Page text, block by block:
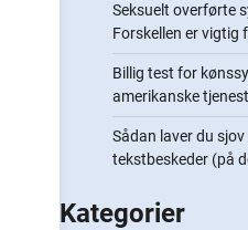
Seksuelt overførte
Forskellen er vigtig
Billig test for
amerikanske
Sådan laver du
tekstbeskeder (på
Kategorier